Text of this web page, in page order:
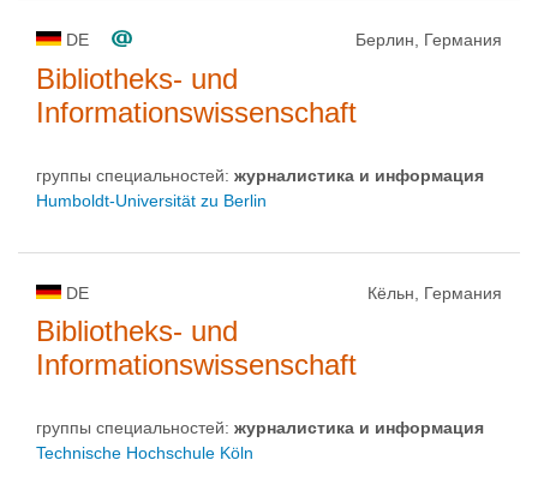
DE Берлин, Германия
Bibliotheks- und
Informationswissenschaft
группы специальностей: журналистика и информация
Humboldt-Universität zu Berlin
DE Кёльн, Германия
Bibliotheks- und
Informationswissenschaft
группы специальностей: журналистика и информация
Technische Hochschule Köln